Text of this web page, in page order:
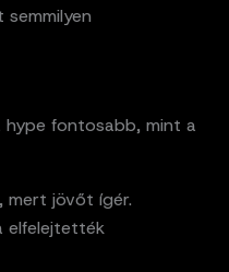
hype fontosabb, mint a
mert jövőt ígér.
elfelejtették